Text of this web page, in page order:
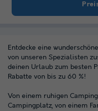
Entdecke eine
von unseren Spezialisten
deinen Urlaub zum besten
Rabatte von bis zu 60 %!
Von einem ruhigen
Campingplatz, von einem